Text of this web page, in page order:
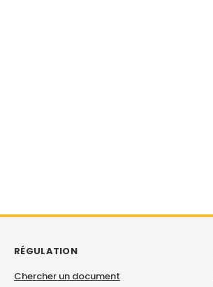
RÉGULATION
Chercher un document